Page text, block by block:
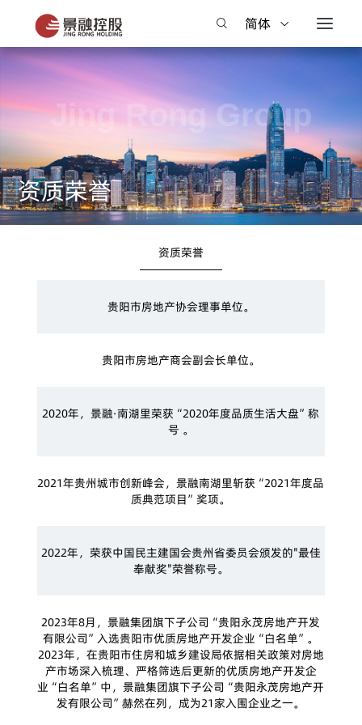
简体
资质荣誉
资质荣誉
贵阳市房地产协会理事单位。
贵阳市房地产商会副会长单位。
2020年，景融·南湖里荣获“2020年度品质生活大盘”称
号 。
2021年贵州城市创新峰会，景融南湖里斩获“2021年度品
质典范项目”奖项。
2022年，荣获中国民主建国会贵州省委员会颁发的"最佳
奉献奖"荣誉称号。
2023年8月，景融集团旗下子公司“贵阳永茂房地产开发
有限公司”入选贵阳市优质房地产开发企业“白名单”。
2023年，在贵阳市住房和城乡建设局依据相关政策对房地
产市场深入梳理、严格筛选后更新的优质房地产开发企
业“白名单”中，景融集团旗下子公司“贵阳永茂房地产开
发有限公司”赫然在列，成为21家入围企业之一。